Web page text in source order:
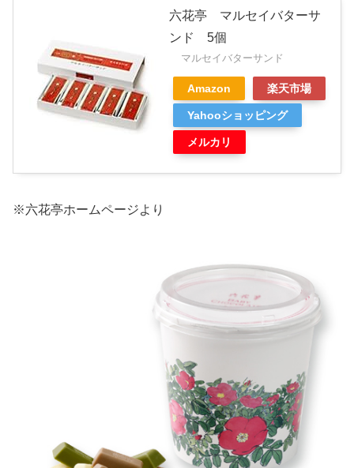
六花亭 マルセイバターサ
ンド 5個
マルセイバターサンド
Amazon 楽天市場
Yahooショッピング
メルカリ
※六花亭ホームページより